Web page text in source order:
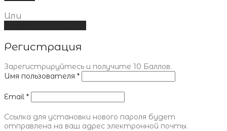
Или
Регистрация
Зарегистрируйтесь и получите 10 Баллов.
Имя пользователя *
Email *
Ссылка для установки нового пароля будет
отправлена ​​на ваш адрес электронной почты.